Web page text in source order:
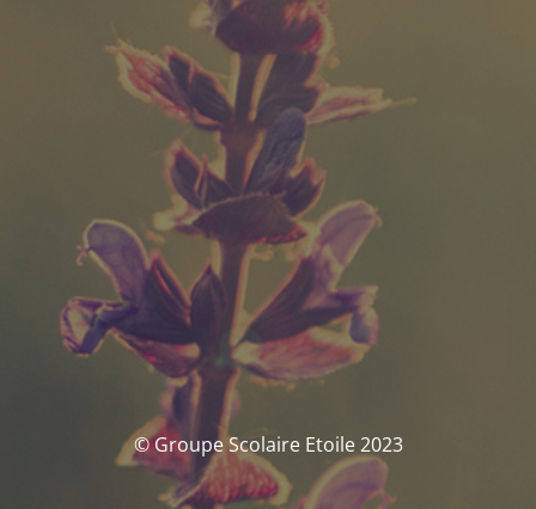
© Groupe Scolaire Etoile 2023